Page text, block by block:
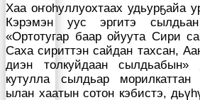
Хаа оҥоһуллуохтаах удьурҕайа
Кэрэмэн уус эргитэ
«Ортотугар баар ойуута Сири
Саха сириттэн сайдан тахсан,
диэн толкуйдаан сылдьабын»
кутулла сылдьар
ылан хаатын сотон кэбистэ,